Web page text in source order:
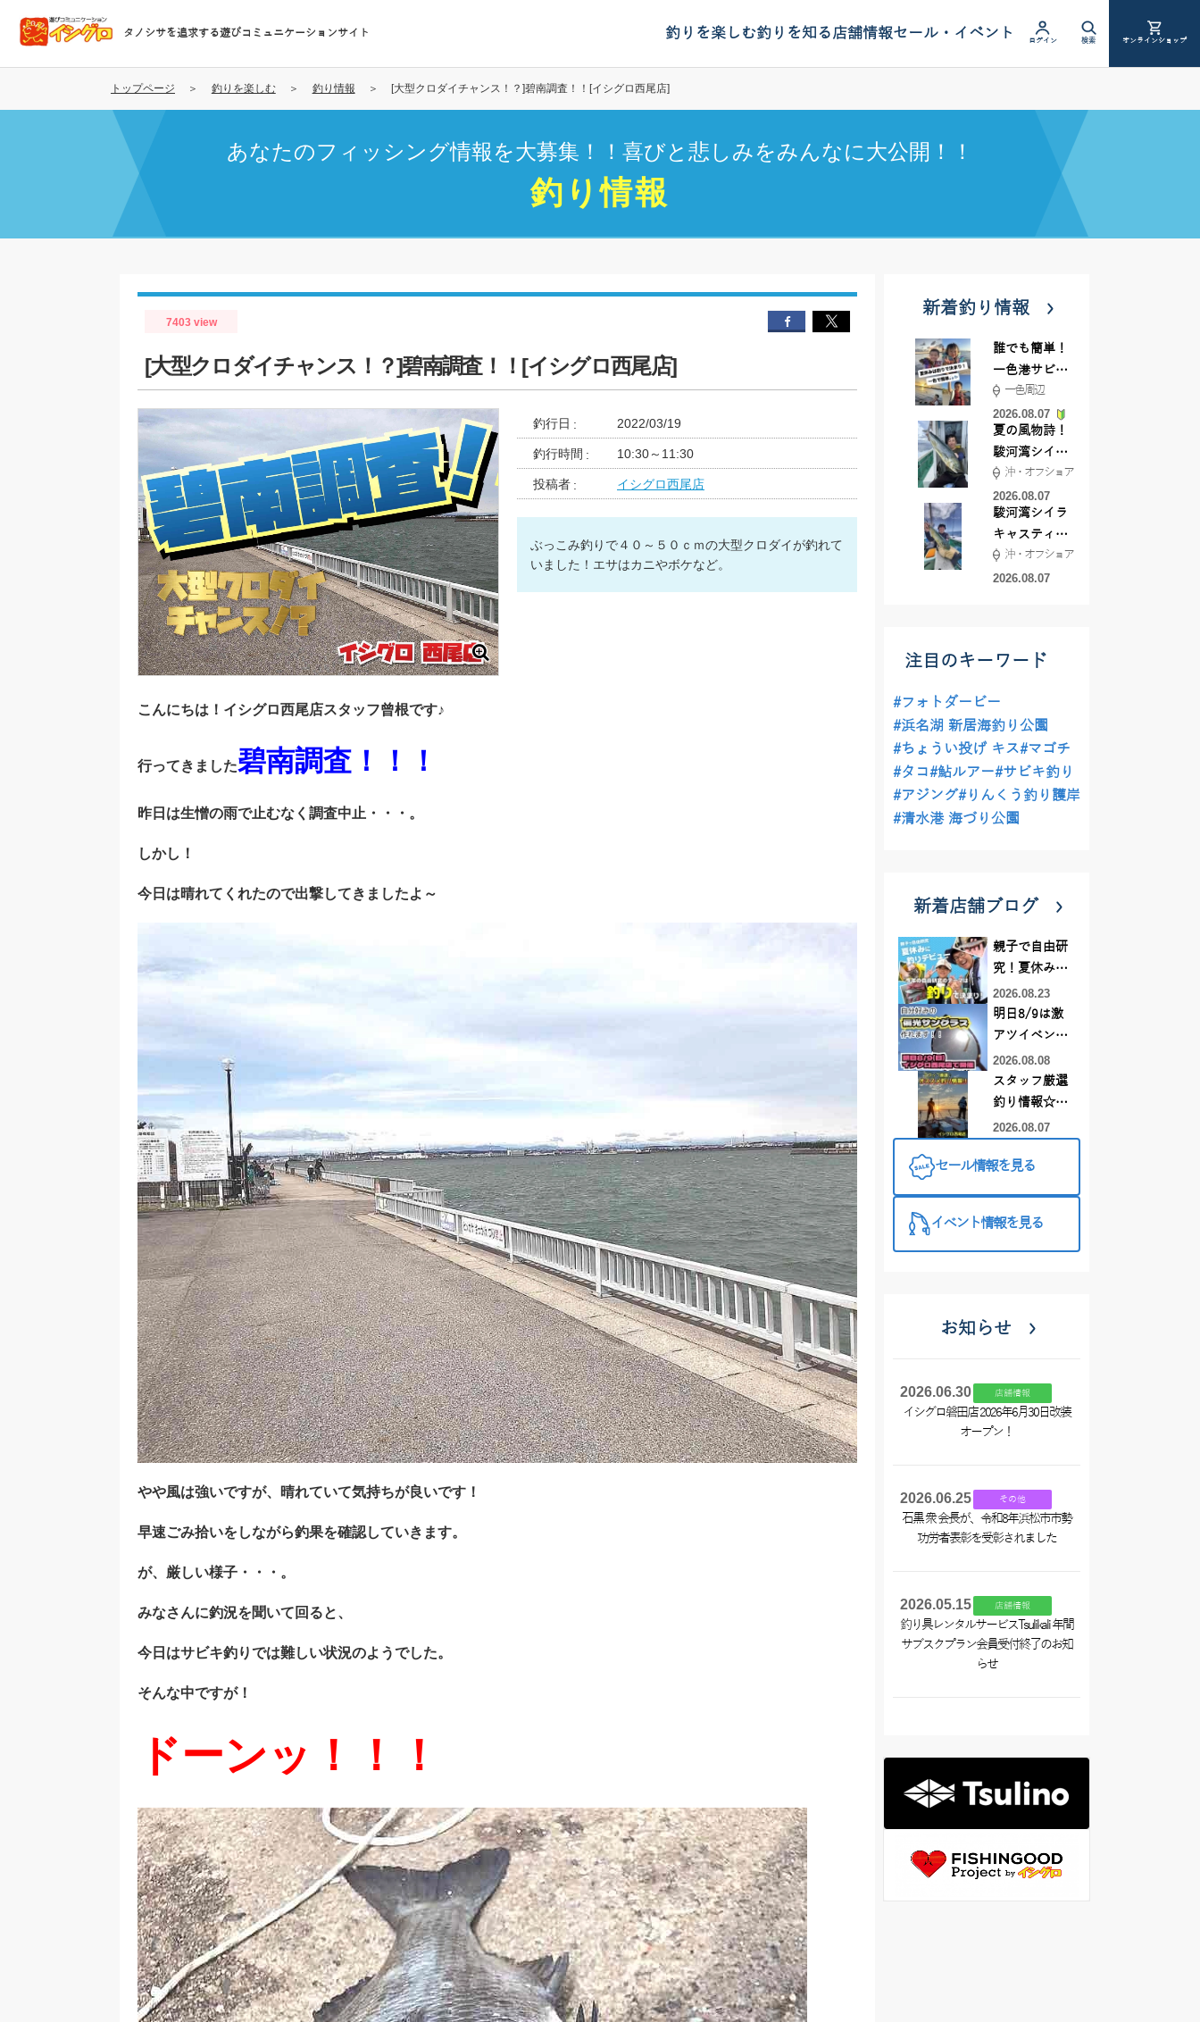
コ
テ
タノシサを追求する遊びコミュニケーションサイト 釣りを楽しむ釣りを知る店舗情報セール・イベント ログイン 検索 オンラインショップ
トップページ 釣りを楽しむ 釣り情報 [大型クロダイチャンス！？]碧南調査！！[イシグロ西尾店]
あなたのフィッシング情報を大募集！！喜びと悲しみをみんなに大公開！！
釣り情報
7403 view
[大型クロダイチャンス！？]碧南調査！！[イシグロ西尾店]
釣行日 2022/03/19
釣行時間 10:30～11:30
投稿者 イシグロ西尾店
ぶっこみ釣りで４０～５０ｃｍの大型クロダイが釣れて
いました！エサはカニやボケなど。
こんにちは！イシグロ西尾店スタッフ曾根です♪
行ってきました碧南調査！！！
昨日は生憎の雨で止むなく調査中止・・・。
しかし！
今日は晴れてくれたので出撃してきましたよ～
やや風は強いですが、晴れていて気持ちが良いです！
早速ごみ拾いをしながら釣果を確認していきます。
が、厳しい様子・・・。
みなさんに釣況を聞いて回ると、
今日はサビキ釣りでは難しい状況のようでした。
そんな中ですが！
ドーンッ！！！
新着釣り情報
誰でも簡単！
一色港サビキ
＆ちょい投げ
一色周辺
2026.08.07
夏の風物詩！
駿河湾シイラ
キャスティン
グ行ってきま
した！！
沖・オフショア
2026.08.07
駿河湾シイラ
キャスティン
グ行ってきま
した！
沖・オフショア
2026.08.07
注目のキーワード
#フォトダービー
#浜名湖 新居海釣り公園
#ちょうい投げ キス#マゴチ
#タコ#鮎ルアー#サビキ釣り
#アジング#りんくう釣り護岸
#清水港 海づり公園
新着店舗ブログ
親子で自由研
究！夏休みに
釣りデビュー
2026.08.23
明日8/9は激
アツイベント
日！！！～オ
ーダー偏光グ
ラス受注会～
2026.08.08
スタッフ厳選
釣り情報☆彡
連休は何釣り
♪【イシグロ
2026.08.07
セール情報を見る
イベント情報を見る
お知らせ
2026.06.30 店舗情報
イシグロ磐田店 2026年6月30日改装
オープン！
2026.06.25 その他
石黒 衆 会長が、令和8年浜松市市勢
功労者表彰を受彰されました
2026.05.15 店舗情報
釣り具レンタルサービスTsulikali 年間
サブスクプラン会員受付終了のお知
らせ